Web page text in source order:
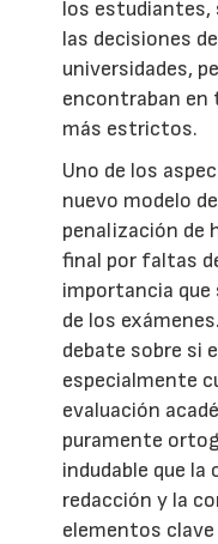
los estudiantes,
las decisiones
universidades,
encontraban
más estrictos.
Uno de los
nuevo modelo
penalización de
final por faltas
importancia
de los
debate sobre si
especialmente
evaluación
puramente
indudable que la
redacción y la
elementos clave